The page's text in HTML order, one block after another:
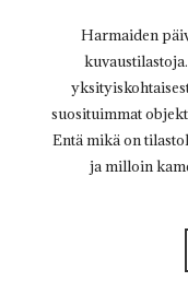
Harmaiden
suosituimmat
Entä mikä on
ja milloin